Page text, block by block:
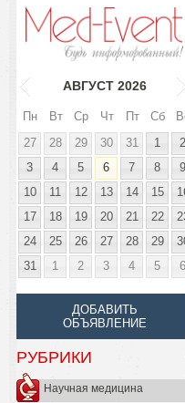
АВГУСТ 2026
Пн Вт Ср Чт Пт Сб
27
28 29 30 31 1
2
3
4 5 6 7 8
9
10
11 12 13 14 15
17
18 19 20 21 22
24
25 26 27 28 29
31
1 2 3 4 5 6
ДОБАВИТЬ
ОБЪЯВЛЕНИЕ
РУБРИКИ
Научная медицина